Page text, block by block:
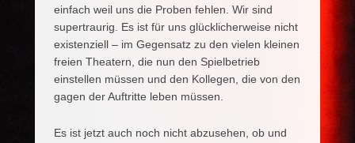
einfach weil uns die Proben fehlen. Wir sind
supertraurig. Es ist für uns glücklicherweise nicht
existenziell – im Gegensatz zu den vielen kleinen
freien Theatern, die nun den Spielbetrieb
einstellen müssen und den Kollegen, die von den
gagen der Auftritte leben müssen.
Es ist jetzt auch noch nicht abzusehen, ob und